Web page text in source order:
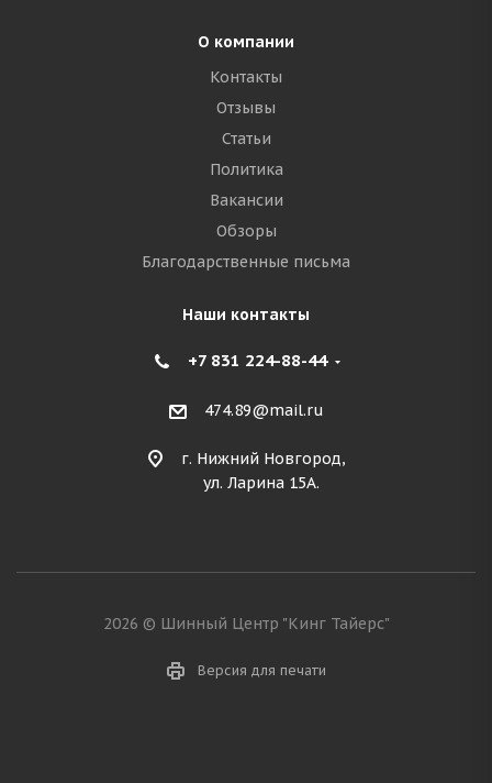
О компании
Контакты
Отзывы
Статьи
Политика
Вакансии
Обзоры
Благодарственные письма
Наши контакты
+7 831 224-88-44
474.89@mail.ru
г. Нижний Новгород,
ул. Ларина 15А.
2026 © Шинный Центр "Кинг Тайерс"
Версия для печати